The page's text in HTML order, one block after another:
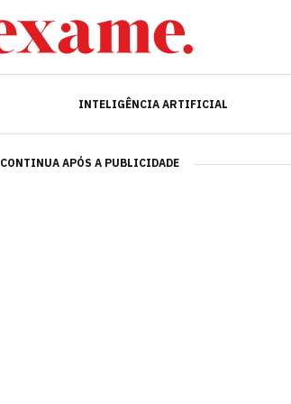
INTELIGÊNCIA ARTIFICIAL
INTELIGÊNCIA ARTIFICIAL
CONTINUA APÓS A PUBLICIDADE